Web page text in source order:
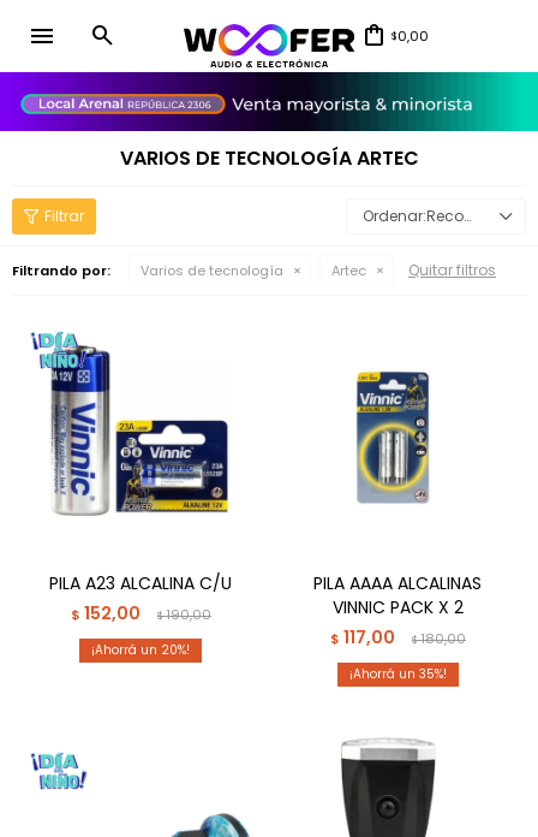
menu $0,00
VARIOS DE TECNOLOGÍA ARTEC
Recomendados
Filtrando por: Varios de tecnología Artec Quitar filtros
PILA A23 ALCALINA C/U
$ 152,00 $190,00
20
PILA AAAA ALCALINAS
VINNIC PACK X 2
$ 117,00 $180,00
35
close